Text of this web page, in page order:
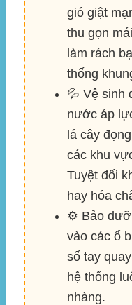
gió giật
thu gọn
làm rách
thống
💦 Vệ sinh
nước áp
lá cây
các khu
Tuyệt đối
hay hóa
⚙️ Bảo
vào các ổ
số tay
hệ thống
nhàng.